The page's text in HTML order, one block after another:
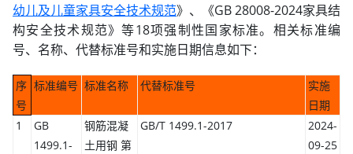
幼儿及儿童家具安全技术规范》、《GB 28008-2024家具结
构安全技术规范》等18项强制性国家标准。相关标准编
号、名称、代替标准号和实施日期信息如下：
序
号
标准编号 标准名称 代替标准号
实施
日期
1
GB
1499.1-
钢筋混凝
土用钢 第
GB/T 1499.1-2017
2024-
09-25